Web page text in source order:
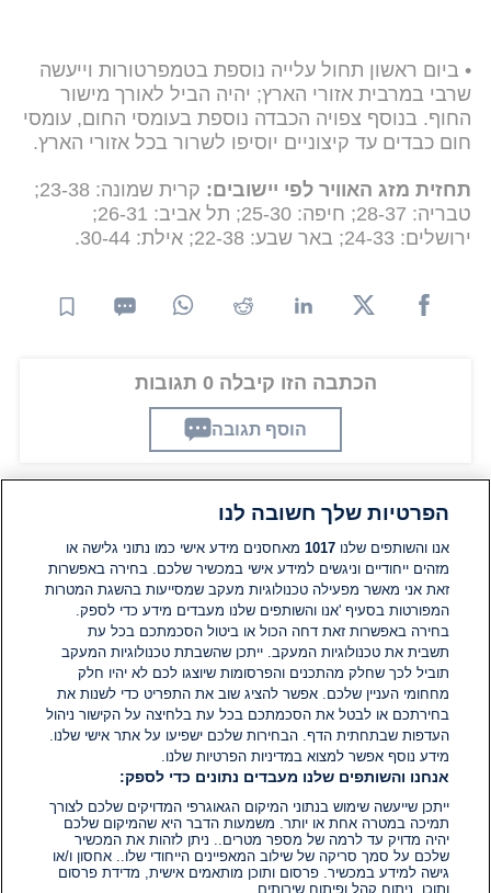
• ביום ראשון תחול עלייה נוספת בטמפרטורות וייעשה
שרבי במרבית אזורי הארץ; יהיה הביל לאורך מישור
החוף. בנוסף צפויה הכבדה נוספת בעומסי החום, עומסי
חום כבדים עד קיצוניים יוסיפו לשרור בכל אזורי הארץ.
תחזית מזג האוויר לפי יישובים:
קרית שמונה: 23-38;
טבריה: 28-37; חיפה: 25-30; תל אביב: 26-31;
ירושלים: 24-33; באר שבע: 22-38; אילת: 30-44.
הכתבה הזו קיבלה 0 תגובות
הוסף תגובה
תגובות
אין עדיין תגובות. היה הראשון להגיב
הוסף תגובה
הפרטיות שלך חשובה לנו
אנו והשותפים שלנו1017 מאחסנים מידע אישי כמו נתוני גלישה או
מזהים ייחודיים וניגשים למידע אישי במכשיר שלכם. בחירה באפשרות
זאת אני מאשר מפעילה טכנולוגיות מעקב שמסייעות בהשגת המטרות
המפורטות בסעיף 'אנו והשותפים שלנו מעבדים מידע כדי לספק.
בחירה באפשרות זאת דחה הכול או ביטול הסכמתכם בכל עת
תשבית את טכנולוגיות המעקב. ייתכן שהשבתת טכנולוגיות המעקב
תוביל לכך שחלק מהתכנים והפרסומות שיוצגו לכם לא יהיו חלק
מחחומי העניין שלכם. אפשר להציג שוב את התפריט כדי לשנות את
בחירתכם או לבטל את הסכמתכם בכל עת בלחיצה על הקישור ניהול
העדפות שבתחתית הדף. הבחירות שלכם ישפיעו על אתר אישי שלנו.
מידע נוסף אפשר למצוא במדיניות הפרטיות שלנו.
אנחנו והשותפים שלנו מעבדים נתונים כדי לספק:
ייתכן שייעשה שימוש בנתוני המיקום הגאוגרפי המדויקים שלכם לצורך
תמיכה במטרה אחת או יותר. משמעות הדבר היא שהמיקום שלכם
יהיה מדויק עד לרמה של מספר מטרים.. ניתן לזהות את המכשיר
שלכם על סמך סריקה של שילוב המאפיינים הייחודי שלו.. אחסון ו/או
גישה למידע במכשיר. פרסום ותוכן מותאמים אישית, מדידת פרסום
ותוכן, ניתוח קהל ופיתוח שירותים .